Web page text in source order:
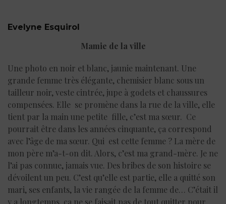
Evelyne Esquirol
Mamie de la ville
Une photo en noir et blanc, jaunie maintenant. Une
grande femme très élégante, chemisier blanc sous un
tailleur noir, veste cintrée, jupe à godets et chaussures
compensées. Elle se promène dans la rue de la ville, elle
tient par la main une petite fille, c’est ma sœur. Ce
pourrait être dans les années cinquante, ça correspond
avec l’âge de ma sœur. Qui est cette femme ? La mère de
mon père m’a-t-on dit. Alors, c’est ma grand-mère. Je ne
l’ai pas connue, jamais vue. Des bribes de son histoire se
dévoilent un peu. C’est qu’elle est partie, elle a quitté son
mari, ses enfants, la vie rangée de la femme de… C’était il
y a longtemps, ça ne se faisait pas de tout quitter pour